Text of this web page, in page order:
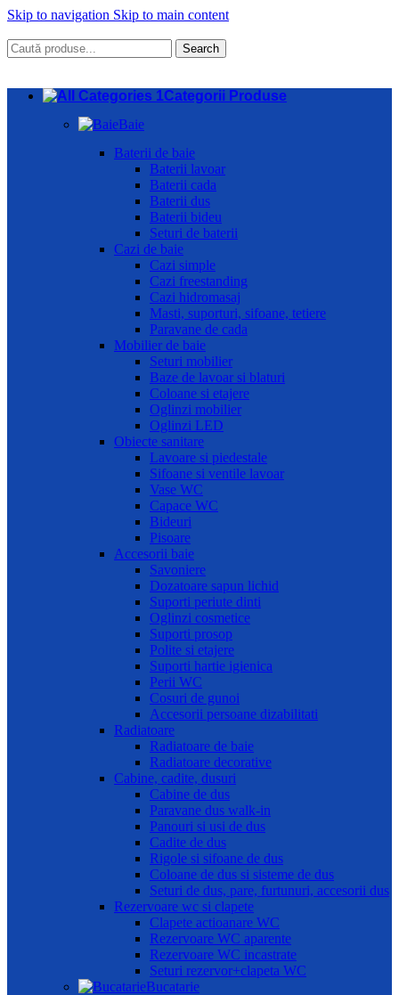
Skip to navigation Skip to main content
Search
Categorii Produse
Baie
Baterii de baie
Baterii lavoar
Baterii cada
Baterii dus
Baterii bideu
Seturi de baterii
Cazi de baie
Cazi simple
Cazi freestanding
Cazi hidromasaj
Masti, suporturi, sifoane, tetiere
Paravane de cada
Mobilier de baie
Seturi mobilier
Baze de lavoar si blaturi
Coloane si etajere
Oglinzi mobilier
Oglinzi LED
Obiecte sanitare
Lavoare si piedestale
Sifoane si ventile lavoar
Vase WC
Capace WC
Bideuri
Pisoare
Accesorii baie
Savoniere
Dozatoare sapun lichid
Suporti periute dinti
Oglinzi cosmetice
Suporti prosop
Polite si etajere
Suporti hartie igienica
Perii WC
Cosuri de gunoi
Accesorii persoane dizabilitati
Radiatoare
Radiatoare de baie
Radiatoare decorative
Cabine, cadite, dusuri
Cabine de dus
Paravane dus walk-in
Panouri si usi de dus
Cadite de dus
Rigole si sifoane de dus
Coloane de dus si sisteme de dus
Seturi de dus, pare, furtunuri, accesorii dus
Rezervoare wc si clapete
Clapete actioanare WC
Rezervoare WC aparente
Rezervoare WC incastrate
Seturi rezervor+clapeta WC
Bucatarie